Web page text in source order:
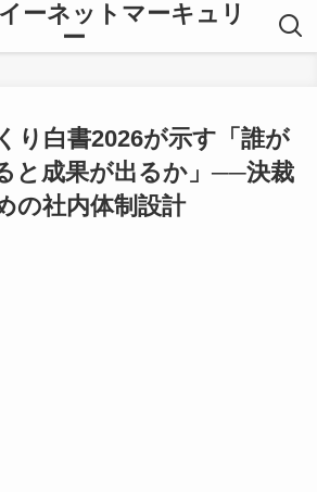
ーネットマーキュリ
ー
り白書2026が示す「誰が
と成果が出るか」──決裁
の社内体制設計